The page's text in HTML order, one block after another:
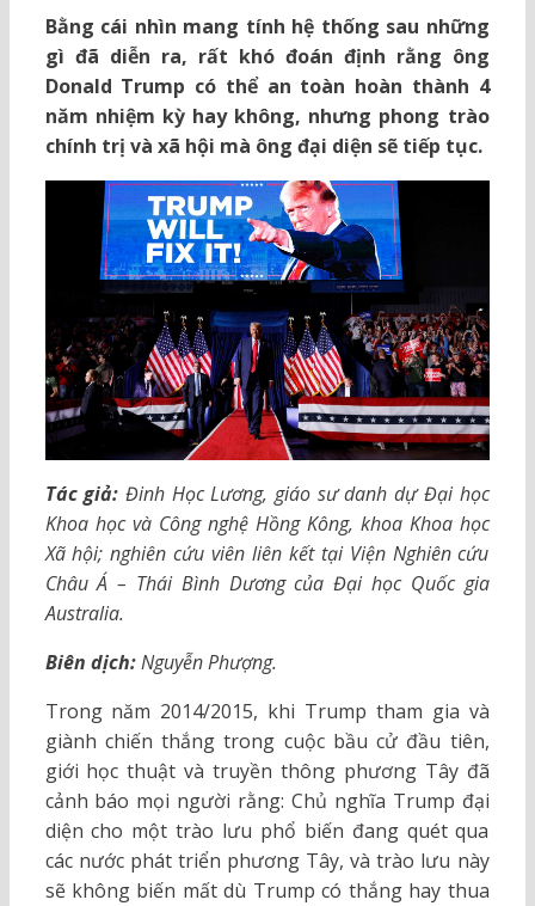
Bằng cái nhìn mang tính hệ thống sau những
gì đã diễn ra, rất khó đoán định rằng ông
Donald Trump có thể an toàn hoàn thành 4
năm nhiệm kỳ hay không, nhưng phong trào
chính trị và xã hội mà ông đại diện sẽ tiếp tục.
Tác giả: Đinh Học Lương, giáo sư danh dự Đại học
Khoa học và Công nghệ Hồng Kông, khoa Khoa học
Xã hội; nghiên cứu viên liên kết tại Viện Nghiên cứu
Châu Á – Thái Bình Dương của Đại học Quốc gia
Australia.
Biên dịch:Nguyễn Phượng.
Trong năm 2014/2015, khi Trump tham gia và
giành chiến thắng trong cuộc bầu cử đầu tiên,
giới học thuật và truyền thông phương Tây đã
cảnh báo mọi người rằng: Chủ nghĩa Trump đại
diện cho một trào lưu phổ biến đang quét qua
các nước phát triển phương Tây, và trào lưu này
sẽ không biến mất dù Trump có thắng hay thua